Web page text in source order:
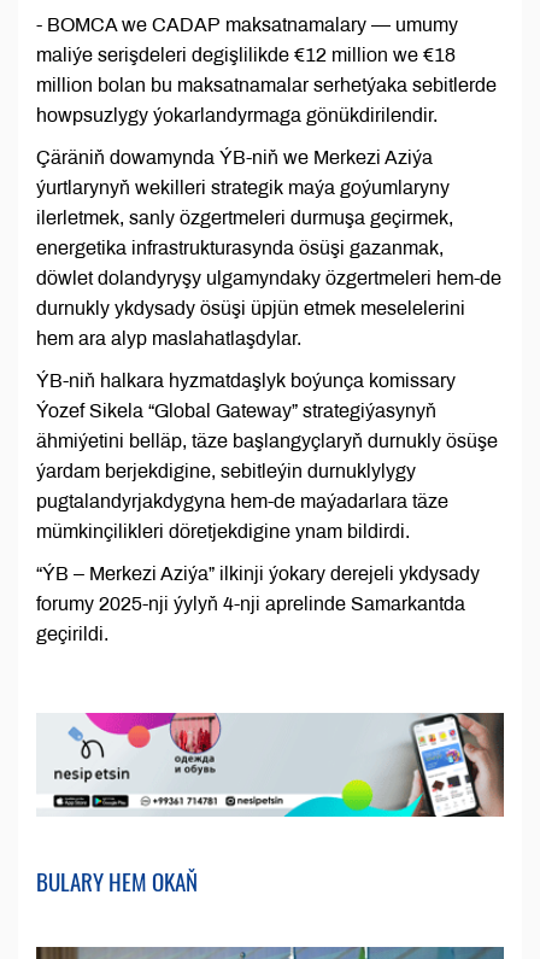
- BOMCA we CADAP maksatnamalary — umumy
maliýe serişdeleri degişlilikde €12 million we €18
million bolan bu maksatnamalar serhetýaka sebitlerde
howpsuzlygy ýokarlandyrmaga gönükdirilendir.
Çäräniň dowamynda ÝB-niň we Merkezi Aziýa
ýurtlarynyň wekilleri strategik maýa goýumlaryny
ilerletmek, sanly özgertmeleri durmuşa geçirmek,
energetika infrastrukturasynda ösüşi gazanmak,
döwlet dolandyryşy ulgamyndaky özgertmeleri hem-de
durnukly ykdysady ösüşi üpjün etmek meselelerini
hem ara alyp maslahatlaşdylar.
ÝB-niň halkara hyzmatdaşlyk boýunça komissary
Ýozef Sikela “Global Gateway” strategiýasynyň
ähmiýetini belläp, täze başlangyçlaryň durnukly ösüşe
ýardam berjekdigine, sebitleýin durnuklylygy
pugtalandyrjakdygyna hem-de maýadarlara täze
mümkinçilikleri döretjekdigine ynam bildirdi.
“ÝB – Merkezi Aziýa” ilkinji ýokary derejeli ykdysady
forumy 2025-nji ýylyň 4-nji aprelinde Samarkantda
geçirildi.
BULARY HEM OKAŇ